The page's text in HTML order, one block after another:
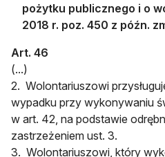
pożytku publicznego i o
2018 r. poz. 450 z późn.
Art. 46
(...)
2. Wolontariuszowi
wypadku przy wykonywaniu
w art. 42, na podstawie
zastrzeżeniem ust. 3.
3. Wolontariuszowi, który